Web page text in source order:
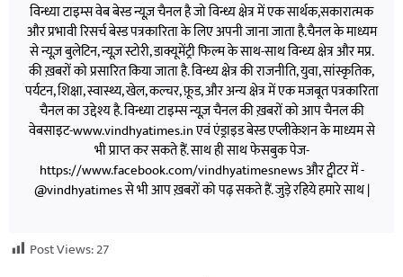
विन्ध्या टाइम्स वेब बेस्ड न्यूज़ चैनल है जो विन्ध्य क्षेत्र में एक सार्थक,सकारात्मक
और प्रभावी रिसर्च बेस्ड पत्रकारिता के लिए अपनी जाना जाता है.चैनल के माध्यम
से न्यूज़ बुलेटिन, न्यूज़ स्टोरी, डाक्यूमेंट्री फिल्म के साथ-साथ विन्ध्य क्षेत्र और मप्र.
की ख़बरों को प्रसारित किया जाता है. विन्ध्य क्षेत्र की राजनीति, युवा, सांस्कृतिक,
पर्यटन, शिक्षा, स्वास्थ्य, खेल, कल्चर, फ़ूड, और अन्य क्षेत्र में एक मजबूत पत्रकारिता
चैनल का उद्देश्य है. विन्ध्या टाइम्स न्यूज़ चैनल की ख़बरों को आप चैनल की
वेबसाइट-www.vindhyatimes.in एवं एंड्राइड बेस्ड एप्लीकेशन के माध्यम से
भी प्राप्त कर सकते हैं. साथ ही साथ फेसबुक पेज-
https://www.facebook.com/vindhyatimesnews और ट्वीटर में -
@vindhyatimes से भी आप ख़बरों को पढ़ सकते हैं. जुड़े रहिये हमारे साथ |
Post Views:27